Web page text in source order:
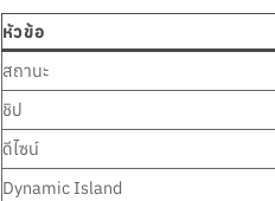
หัวข้อ
สถานะ
ชิป
ดีไซน์
Dynamic Island